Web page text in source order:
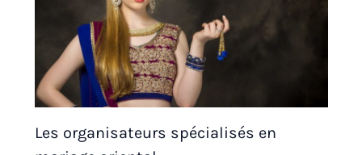
Les organisateurs spécialisés en